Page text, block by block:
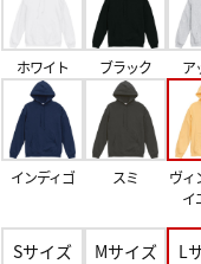
ホワイト ブラック ア
インディゴ スミ
ヴィ
イ
Sサイズ Mサイズ L